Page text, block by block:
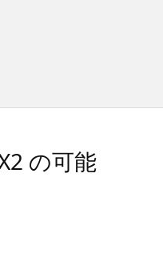
の可能